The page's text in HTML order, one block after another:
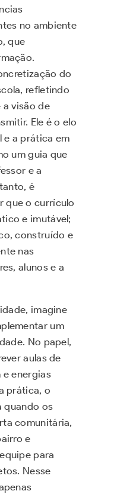
no ambiente
que
do
refletindo
a visão de
Ele é o elo
e a prática em
um guia que
e a
é
que o currículo
e imutável;
construído e
nas
alunos e a
imagine
um
No papel,
aulas de
e energias
prática, o
quando os
comunitária,
e
para
Nesse